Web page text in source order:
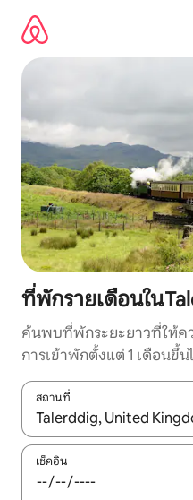
เนื้อหา
ที่พักรายเดือนใน
ค้นพบที่พักระยะยาวที่ให้ค
การเข้าพักตั้งแต่ 1 เดือนขึ้น
สถานที่
ใช้ลูกศรขึ้นลง หรือใช้การสัม
เช็คอิน